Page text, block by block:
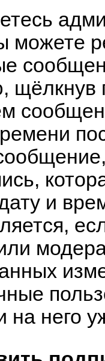
щёлкнув
и
него